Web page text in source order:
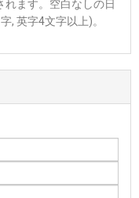
れます。空白なしの日
, 英字4文字以上)。